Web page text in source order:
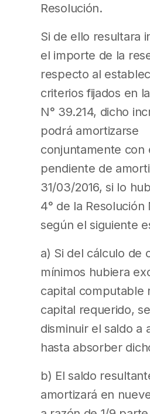
Resolución.
Si de ello resultara
el importe de la
respecto al
criterios fijados en
N° 39.214, dicho
podrá amortizarse
conjuntamente con
pendiente de
31/03/2016, si lo
4° de la Resolución
según el siguiente
a) Si del cálculo de
mínimos hubiera
capital computable
capital requerido,
disminuir el saldo a
hasta absorber
b) El saldo
amortizará en